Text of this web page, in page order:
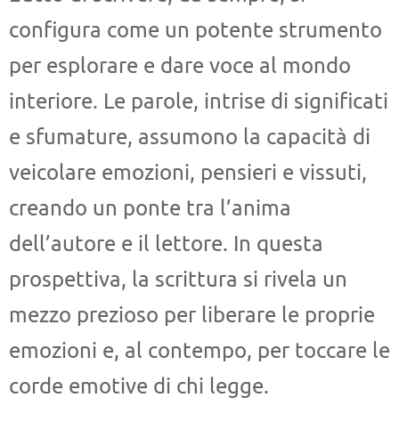
configura come un potente strumento
per esplorare e dare voce al mondo
interiore. Le parole, intrise di significati
e sfumature, assumono la capacità di
veicolare emozioni, pensieri e vissuti,
creando un ponte tra l’anima
dell’autore e il lettore. In questa
prospettiva, la scrittura si rivela un
mezzo prezioso per liberare le proprie
emozioni e, al contempo, per toccare le
corde emotive di chi legge.